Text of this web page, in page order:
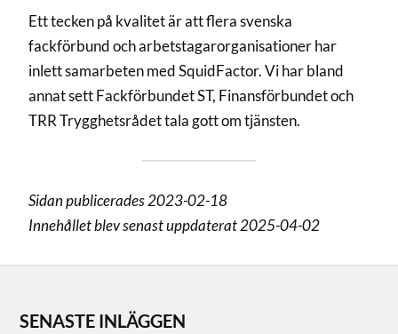
Ett tecken på kvalitet är att flera svenska
fackförbund och arbetstagarorganisationer har
inlett samarbeten med SquidFactor. Vi har bland
annat sett Fackförbundet ST, Finansförbundet och
TRR Trygghetsrådet tala gott om tjänsten.
Sidan publicerades 2023-02-18
Innehållet blev senast uppdaterat 2025-04-02
SENASTE INLÄGGEN